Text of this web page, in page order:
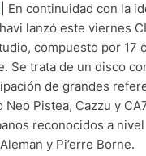
| En continuidad con la
lanzó este viernes
compuesto por 17
Se trata de un disco
de grandes
Pistea, Cazzu y
reconocidos a nivel
y Pi’erre Borne.